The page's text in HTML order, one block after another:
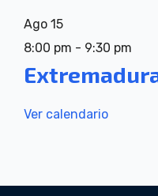
Ago 15
8:00 pm - 9:30 pm
Ver calendario